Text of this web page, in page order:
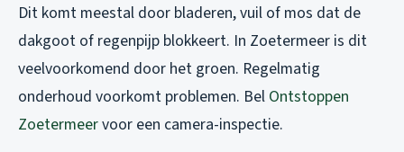
Dit komt meestal door bladeren, vuil of mos dat de
dakgoot of regenpijp blokkeert. In Zoetermeer is dit
veelvoorkomend door het groen. Regelmatig
onderhoud voorkomt problemen. Bel Ontstoppen
Zoetermeervoor een camera-inspectie.